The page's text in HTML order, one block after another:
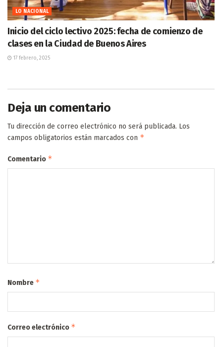
LO NACIONAL
Inicio del ciclo lectivo 2025: fecha de comienzo de
clases en la Ciudad de Buenos Aires
17 febrero, 2025
Deja un comentario
Tu dirección de correo electrónico no será publicada. Los
campos obligatorios están marcados con *
Comentario *
Nombre *
Correo electrónico *